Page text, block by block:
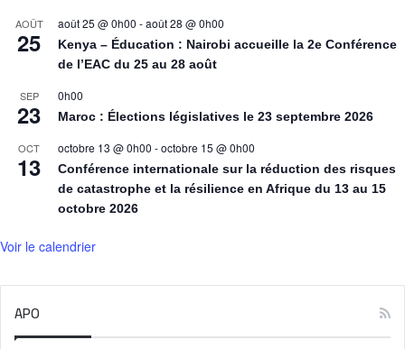
AOÛT
25
août 25 @ 0h00 -août 28 @ 0h00
Kenya – Éducation : Nairobi accueille la 2e Conférence
de l’EAC du 25 au 28 août
SEP
23
0h00
Maroc : Élections législatives le 23 septembre 2026
OCT
13
octobre 13 @ 0h00 -octobre 15 @ 0h00
Conférence internationale sur la réduction des risques
de catastrophe et la résilience en Afrique du 13 au 15
octobre 2026
Voir le calendrier
APO